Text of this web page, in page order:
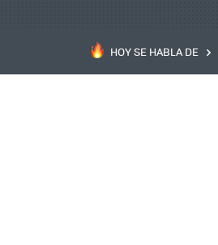
HOY SE HABLA DE